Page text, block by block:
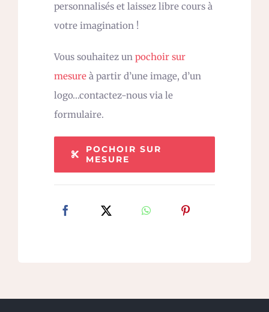
personnalisés et laissez libre cours à
votre imagination !
Vous souhaitez un pochoir sur
mesure à partir d’une image, d’un
logo…contactez-nous via le
formulaire.
POCHOIR SUR
MESURE